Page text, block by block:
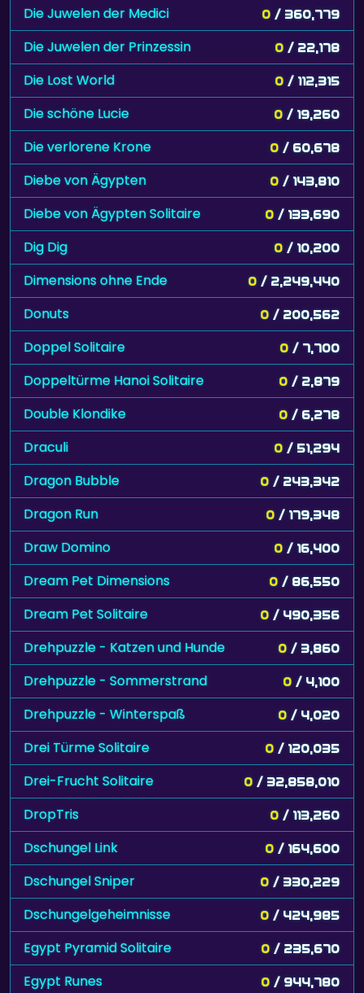
Die Juwelen der Medici 0 / 360,779
Die Juwelen der Prinzessin 0 / 22,178
Die Lost World 0 / 112,315
Die schöne Lucie 0 / 19,260
Die verlorene Krone 0 / 60,678
Diebe von Ägypten 0 / 143,810
Diebe von Ägypten Solitaire 0 / 133,690
Dig Dig 0 / 10,200
Dimensions ohne Ende 0 / 2,249,440
Donuts 0 / 200,562
Doppel Solitaire 0 / 7,700
Doppeltürme Hanoi Solitaire 0 / 2,879
Double Klondike 0 / 6,278
Draculi 0 / 51,294
Dragon Bubble 0 / 243,342
Dragon Run 0 / 179,348
Draw Domino 0 / 16,400
Dream Pet Dimensions 0 / 86,550
Dream Pet Solitaire 0 / 490,356
Drehpuzzle - Katzen und Hunde 0 / 3,860
Drehpuzzle - Sommerstrand 0 / 4,100
Drehpuzzle - Winterspaß 0 / 4,020
Drei Türme Solitaire 0 / 120,035
Drei-Frucht Solitaire 0 / 32,858,010
DropTris 0 / 113,260
Dschungel Link 0 / 164,600
Dschungel Sniper 0 / 330,229
Dschungelgeheimnisse 0 / 424,985
Egypt Pyramid Solitaire 0 / 235,670
Egypt Runes 0 / 944,780